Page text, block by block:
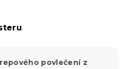
povlečení z